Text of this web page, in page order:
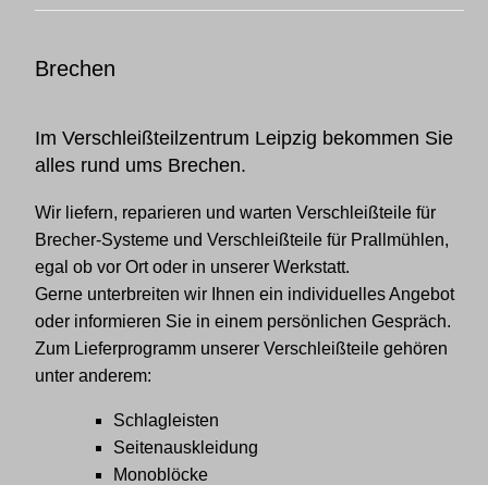
Brechen
Im Verschleißteilzentrum Leipzig bekommen Sie
alles rund ums Brechen.
Wir liefern, reparieren und warten Verschleißteile für
Brecher-Systeme und Verschleißteile für Prallmühlen,
egal ob vor Ort oder in unserer Werkstatt.
Gerne unterbreiten wir Ihnen ein individuelles Angebot
oder informieren Sie in einem persönlichen Gespräch.
Zum Lieferprogramm unserer Verschleißteile gehören
unter anderem:
Schlagleisten
Seitenauskleidung
Monoblöcke